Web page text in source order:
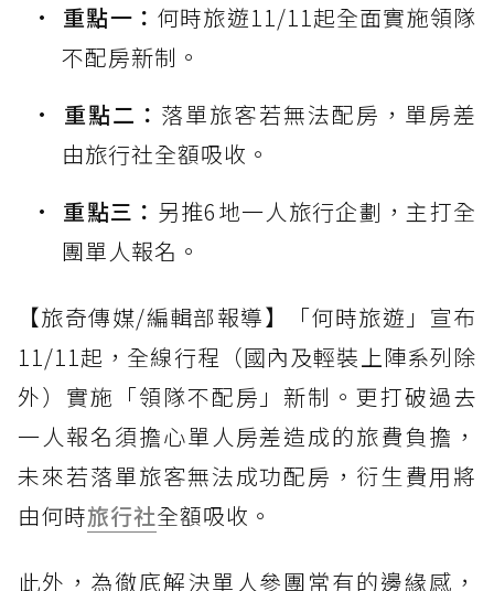
重點一： 何時旅遊11/11起全面實施領隊
不配房新制。
重點二： 落單旅客若無法配房，單房差
由旅行社全額吸收。
重點三： 另推6地一人旅行企劃，主打全
團單人報名。
【旅奇傳媒/編輯部報導】「何時旅遊」宣布
11/11起，全線行程（國內及輕裝上陣系列除
外）實施「領隊不配房」新制。更打破過去
一人報名須擔心單人房差造成的旅費負擔，
未來若落單旅客無法成功配房，衍生費用將
由何時旅行社全額吸收。
此外，為徹底解決單人參團常有的邊緣感，